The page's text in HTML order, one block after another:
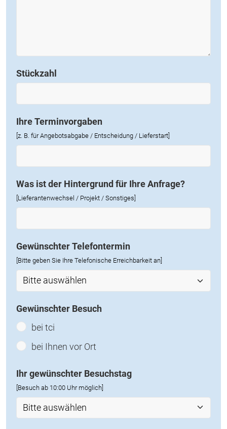
Stückzahl
Ihre Terminvorgaben
[z. B. für Angebotsabgabe / Entscheidung / Lieferstart]
Was ist der Hintergrund für Ihre Anfrage?
[Lieferantenwechsel / Projekt / Sonstiges]
Gewünschter Telefontermin
[Bitte geben Sie Ihre Telefonische Erreichbarkeit an]
Gewünschter Besuch
bei tci
bei Ihnen vor Ort
Ihr gewünschter Besuchstag
[Besuch ab 10:00 Uhr möglich]